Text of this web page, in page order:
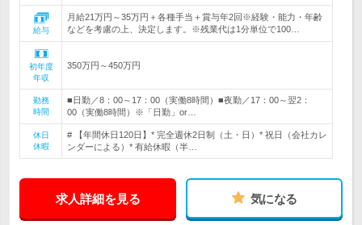
給与
月給21万円～35万円＋各種手当＋賞与年2回※経験・能力・年齢
などを考慮の上、決定します。※残業代は1分単位で100…
初年度
年収
350万円～450万円
勤務
時間
■日勤／8：00～17：00（実働8時間）■夜勤／17：00～翌2：
00（実働8時間）※「日勤」or…
休日
休暇
# 【年間休日120日】* 完全週休2日制（土・日）* 祝日（会社カレ
ンダーによる）* 有給休暇（半…
求人詳細を見る 気になる